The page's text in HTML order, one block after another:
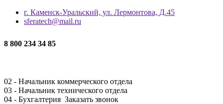
г. Каменск-Уральский, ул. Лермонтова, Д.45
sferatech@mail.ru
8 800 234 34 85
02 - Начальник коммерческого отдела
03 - Начальник технического отдела
04 - Бухгалтерия Заказать звонок